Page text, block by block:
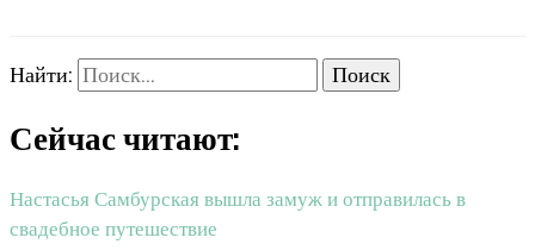
Найти:
Сейчас читают:
Настасья Самбурская вышла замуж и отправилась в
свадебное путешествие